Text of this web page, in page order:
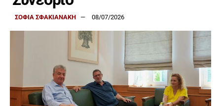
ΣΟΦΙΑ ΣΦΑΚΙΑΝΑΚΗ 08/07/2026